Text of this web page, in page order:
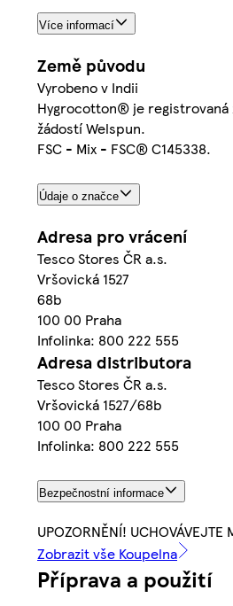
Více informací
Země původu
Vyrobeno v Indii
Hygrocotton® je registrovaná
žádostí Welspun.
FSC - Mix - FSC® C145338.
Údaje o značce
Adresa pro vrácení
Tesco Stores ČR a.s.
Vršovická 1527
68b
100 00 Praha
Infolinka: 800 222 555
Adresa distributora
Tesco Stores ČR a.s.
Vršovická 1527/68b
100 00 Praha
Infolinka: 800 222 555
Bezpečnostní informace
UPOZORNĚNÍ! UCHOVÁVEJTE
Zobrazit vše Koupelna
Příprava a použití